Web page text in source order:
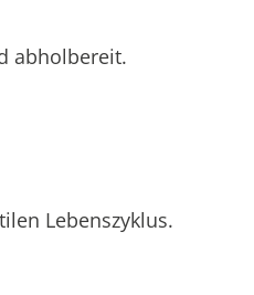
abholbereit.
Lebenszyklus.